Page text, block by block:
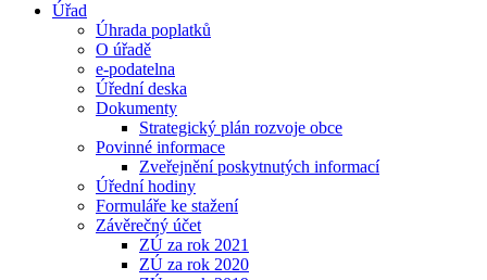
Úřad
Úhrada poplatků
O úřadě
e-podatelna
Úřední deska
Dokumenty
Strategický plán rozvoje obce
Povinné informace
Zveřejnění poskytnutých informací
Úřední hodiny
Formuláře ke stažení
Závěrečný účet
ZÚ za rok 2021
ZÚ za rok 2020